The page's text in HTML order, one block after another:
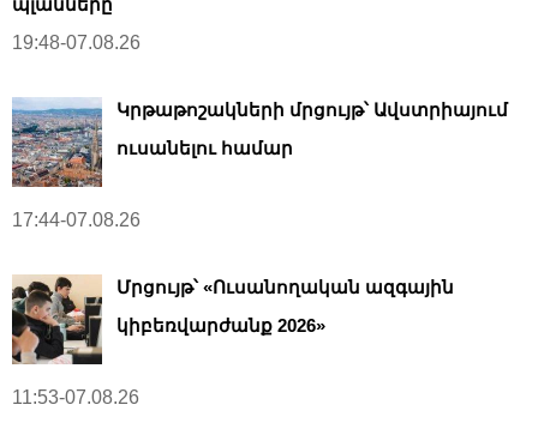
պլանները
19:48-07.08.26
Կրթաթոշակների մրցույթ՝ Ավստրիայում
ուսանելու համար
17:44-07.08.26
Մրցույթ՝ «Ուսանողական ազգային
կիբեռվարժանք 2026»
11:53-07.08.26